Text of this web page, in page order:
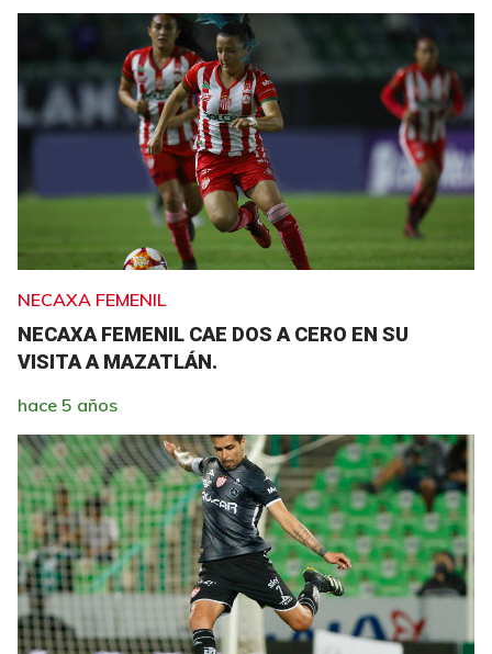
NECAXA FEMENIL
NECAXA FEMENIL CAE DOS A CERO EN SU
VISITA A MAZATLÁN.
hace 5 años